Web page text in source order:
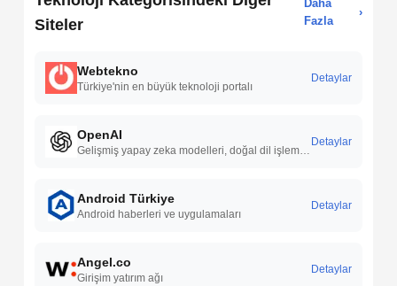
Siteler
Daha
Fazla
›
Webtekno
Türkiye'nin en büyük teknoloji portalı
Detaylar
OpenAI Detaylar
Android Türkiye
Android haberleri ve uygulamaları
Detaylar
Angel.co
Girişim yatırım ağı
Detaylar